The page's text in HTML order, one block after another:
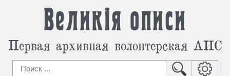
Великія описи
Первая архивная волонтерская АИС